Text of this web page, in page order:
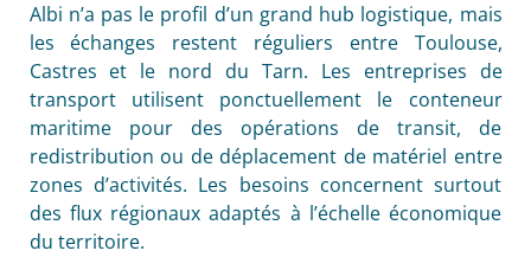
Albi n’a pas le profil d’un grand hub logistique, mais
les échanges restent réguliers entre Toulouse,
Castres et le nord du Tarn. Les entreprises de
transport utilisent ponctuellement le conteneur
maritime pour des opérations de transit, de
redistribution ou de déplacement de matériel entre
zones d’activités. Les besoins concernent surtout
des flux régionaux adaptés à l’échelle économique
du territoire.